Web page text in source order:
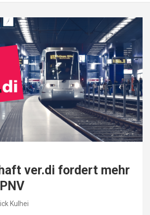
ver.di fordert mehr
Kulhei